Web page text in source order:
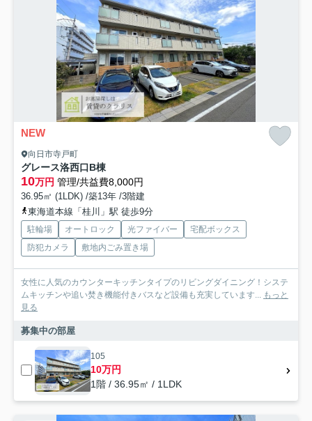
NEW
向日市寺戸町
グレース洛西口B棟
10万円 管理/共益費8,000円
36.95㎡ (1LDK) /築13年 /3階建
東海道本線「桂川」駅 徒歩9分
駐輪場 オートロック 光ファイバー
宅配ボックス
防犯カメラ
敷地内ごみ置き場
女性に人気のカウンターキッチンタイプのリビングダイニング！システ
ムキッチンや追い焚き機能付きバスなど設備も充実しています...
もっと
見る
募集中の部屋
105
10万円
1階 / 36.95㎡ / 1LDK